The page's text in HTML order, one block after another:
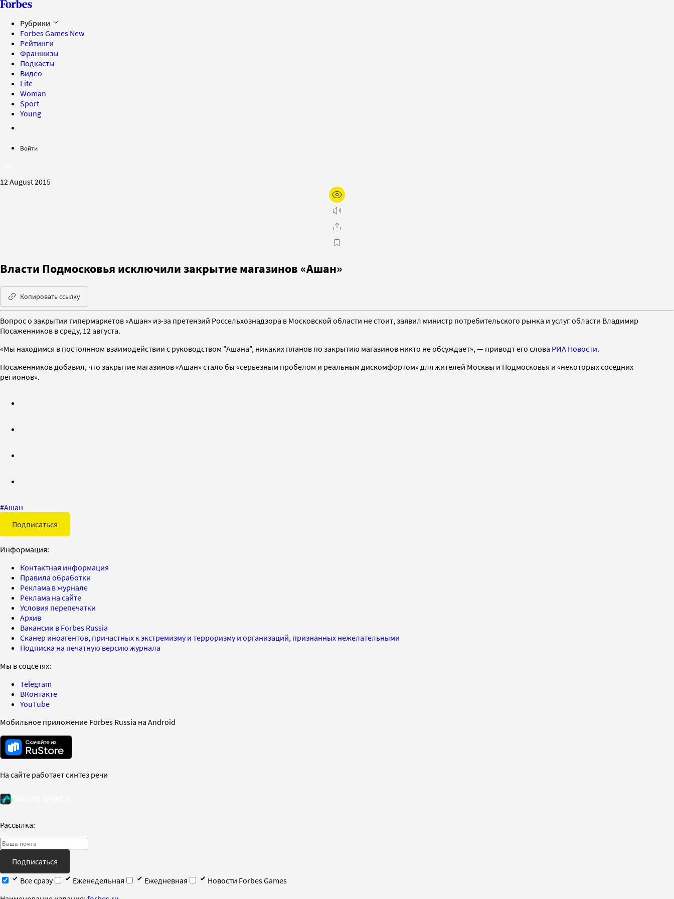
Рубрики
Forbes Games New
Рейтинги
Франшизы
Подкасты
Видео
Life
Woman
Sport
Young
Войти
12 August 2015
Власти Подмосковья исключили закрытие магазинов «Ашан»
Копировать ссылку
Вопрос о закрытии гипермаркетов «Ашан» из-за претензий Россельхознадзора в Московской области не стоит, заявил министр потребительского рынка и услуг области Владимир
Посаженников в среду, 12 августа.
«Мы находимся в постоянном взаимодействии с руководством "Ашана", никаких планов по закрытию магазинов никто не обсуждает», — приводт его слова РИА Новости.
Посаженников добавил, что закрытие магазинов «Ашан» стало бы «серьезным пробелом и реальным дискомфортом» для жителей Москвы и Подмосковья и «некоторых соседних
регионов».
#Ашан
Подписаться
Информация:
Контактная информация
Правила обработки
Реклама в журнале
Реклама на сайте
Условия перепечатки
Архив
Вакансии в Forbes Russia
Сканер иноагентов, причастных к экстремизму и терроризму и организаций, признанных нежелательными
Подписка на печатную версию журнала
Мы в соцсетях:
Telegram
ВКонтакте
YouTube
Мобильное приложение Forbes Russia на Android
На сайте работает синтез речи
Рассылка:
Подписаться
Все сразу
Еженедельная Ежедневная
Новости Forbes Games